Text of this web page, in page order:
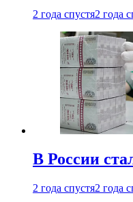
2 года спустя2 года
В России
2 года спустя2 года